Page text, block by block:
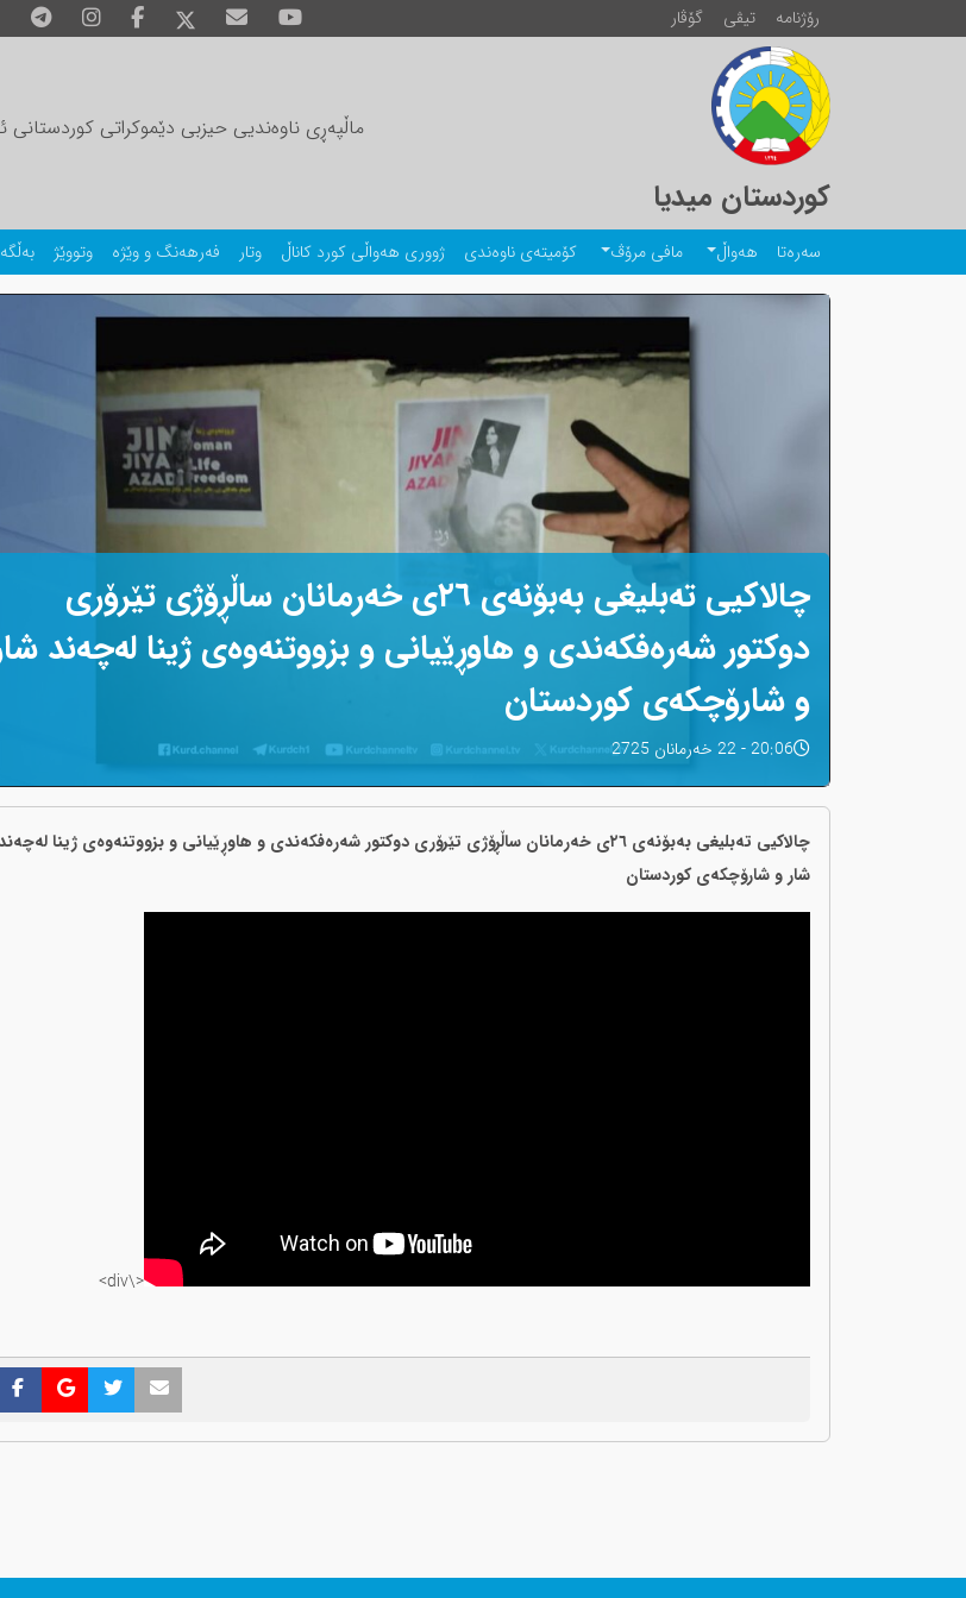
رۆژنامە تیڤی گۆڤار
کوردستان میدیا
ماڵپەڕی ناوەندیی حیزبی دێموکراتی کوردستانی
سەرەتا هەواڵ مافی مرۆڤ کۆمیتەی ناوەندی ژووری هەواڵی کورد کاناڵ وتار فەرهەنگ و وێژە وتووێژ
چالاکیی تەبلیغی بەبۆنەی ۲٦ی خەرمانان ساڵڕۆژی تێرۆری
دوکتور شەرەفکەندی و هاوڕێیانی و بزووتنەوەی ژینا لەچەند
و شارۆچکەی کوردستان
20:06 - 22 خەرمانان 2725
چالاکیی تەبلیغی بەبۆنەی ۲٦ی خەرمانان ساڵڕۆژی تێرۆری دوکتور شەرەفکەندی و هاوڕێیانی و بزووتنەوەی ژینا
شار و شارۆچکەی کوردستان
<\div>